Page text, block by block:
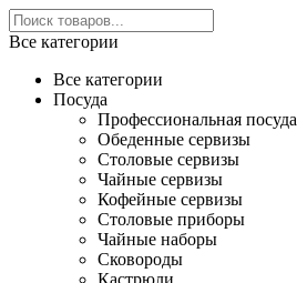
Все категории
Все категории
Посуда
Профессиональная посуда
Обеденные сервизы
Столовые сервизы
Чайные сервизы
Кофейные сервизы
Столовые приборы
Чайные наборы
Сковороды
Кастрюли